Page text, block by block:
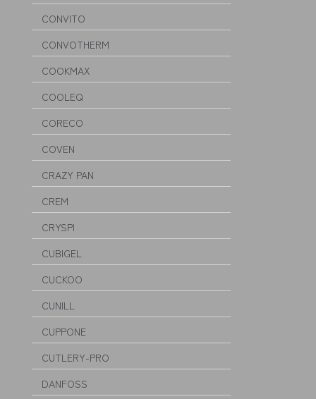
CONVITO
CONVOTHERM
COOKMAX
COOLEQ
CORECO
COVEN
CRAZY PAN
CREM
CRYSPI
CUBIGEL
CUCKOO
CUNILL
CUPPONE
CUTLERY-PRO
DANFOSS